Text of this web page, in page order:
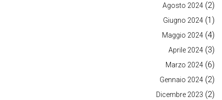
Agosto 2024 (2)
Giugno 2024 (1)
Maggio 2024 (4)
Aprile 2024 (3)
Marzo 2024 (6)
Gennaio 2024 (2)
Dicembre 2023 (2)